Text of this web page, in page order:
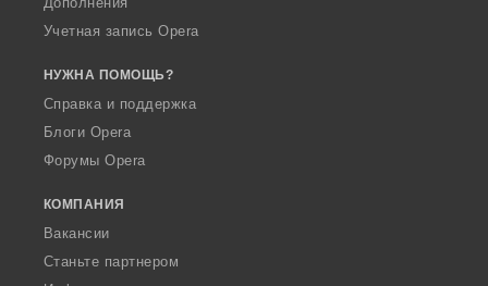
Учетная запись Opera
НУЖНА ПОМОЩЬ?
Справка и поддержка
Блоги Opera
Форумы Opera
КОМПАНИЯ
Вакансии
Станьте партнером